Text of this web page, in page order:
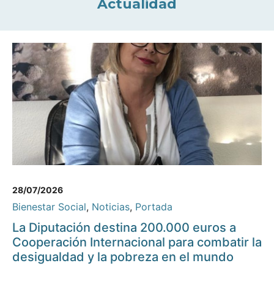
Actualidad
28/07/2026
Bienestar Social, Noticias, Portada
La Diputación destina 200.000 euros a
Cooperación Internacional para combatir la
desigualdad y la pobreza en el mundo